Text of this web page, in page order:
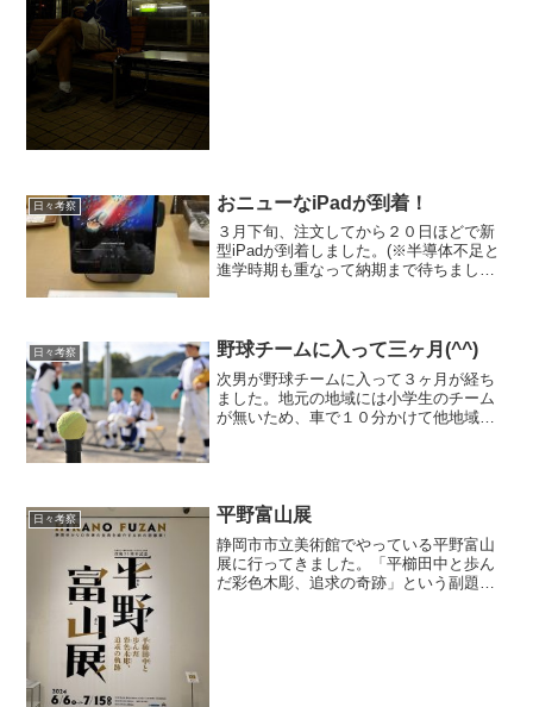
日々考察 おニューなiPadが到着！
３月下旬、注文してから２０日ほどで新
型iPadが到着しました。(※半導体不足と
進学時期も重なって納期まで待ちまし
いタブレット...
日々考察 野球チームに入って三ヶ月(^^)
次男が野球チームに入って３ヶ月が経ち
ました。地元の地域には小学生のチーム
が無いため、車で１０分かけて他地域の
日々考察 平野富山展
静岡市市立美術館でやっている平野富山
展に行ってきました。「平櫛田中と歩ん
だ彩色木彫、追求の奇跡」という副題が